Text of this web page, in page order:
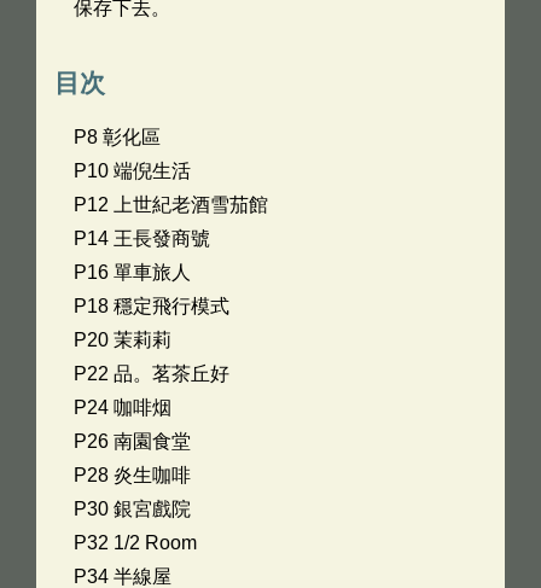
保存下去。
目次
P8 彰化區
P10 端倪生活
P12 上世紀老酒雪茄館
P14 王長發商號
P16 單車旅人
P18 穩定飛行模式
P20 茉莉莉
P22 品。茗茶丘好
P24 咖啡烟
P26 南園食堂
P28 炎生咖啡
P30 銀宮戲院
P32 1/2 Room
P34 半線屋